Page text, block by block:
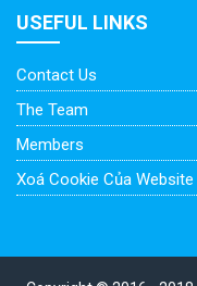
USEFUL LINKS
Contact Us
The Team
Members
Xoá Cookie Của Website